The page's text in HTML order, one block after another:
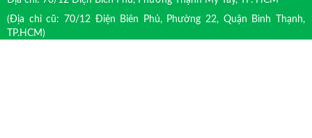
(Địa chỉ cũ: 70/12 Điện Biên Phủ, Phường 22, Quận Bình Thạnh,
TP.HCM)